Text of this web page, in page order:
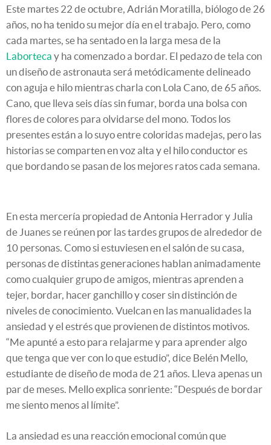
Este martes 22 de octubre, Adrián Moratilla, biólogo de 26
años, no ha tenido su mejor día en el trabajo. Pero, como
cada martes, se ha sentado en la larga mesa de la
Laborteca y ha comenzado a bordar. El pedazo de tela con
un diseño de astronauta será metódicamente delineado
con aguja e hilo mientras charla con Lola Cano, de 65 años.
Cano, que lleva seis días sin fumar, borda una bolsa con
flores de colores para olvidarse del mono. Todos los
presentes están a lo suyo entre coloridas madejas, pero las
historias se comparten en voz alta y el hilo conductor es
que bordando se pasan de los mejores ratos cada semana.
En esta mercería propiedad de Antonia Herrador y Julia
de Juanes se reúnen por las tardes grupos de alrededor de
10 personas. Como si estuviesen en el salón de su casa,
personas de distintas generaciones hablan animadamente
como cualquier grupo de amigos, mientras aprenden a
tejer, bordar, hacer ganchillo y coser sin distinción de
niveles de conocimiento. Vuelcan en las manualidades la
ansiedad y el estrés que provienen de distintos motivos.
“Me apunté a esto para relajarme y para aprender algo
que tenga que ver con lo que estudio”, dice Belén Mello,
estudiante de diseño de moda de 21 años. Lleva apenas un
par de meses. Mello explica sonriente: “Después de bordar
me siento menos al límite”.
La ansiedad es una reacción emocional común que